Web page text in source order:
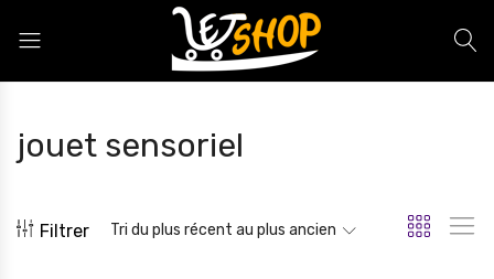
jouet sensoriel
Filtrer Tri du plus récent au plus ancien